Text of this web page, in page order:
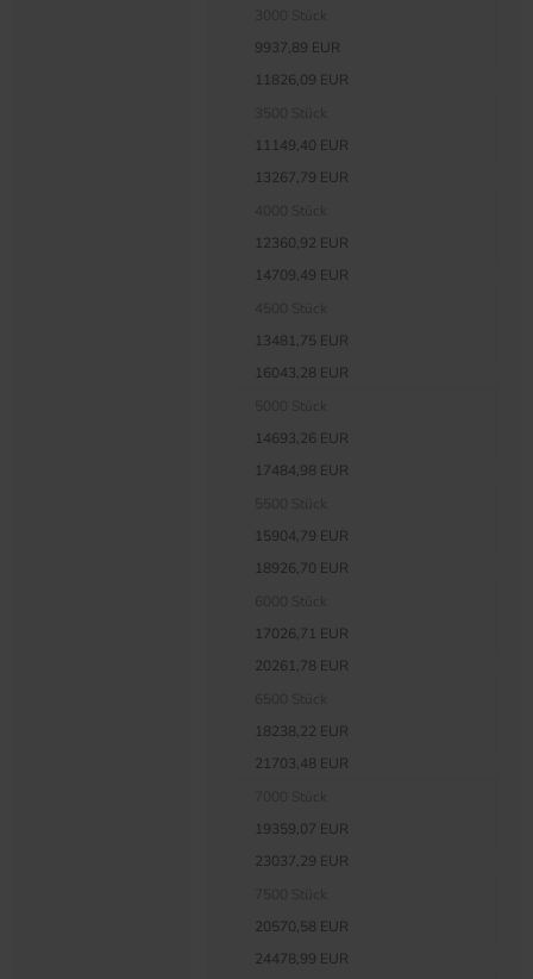
9937,89 EUR
11826,09 EUR
11149,40 EUR
13267,79 EUR
12360,92 EUR
14709,49 EUR
13481,75 EUR
16043,28 EUR
14693,26 EUR
17484,98 EUR
15904,79 EUR
18926,70 EUR
17026,71 EUR
20261,78 EUR
18238,22 EUR
21703,48 EUR
19359,07 EUR
23037,29 EUR
20570,58 EUR
24478,99 EUR